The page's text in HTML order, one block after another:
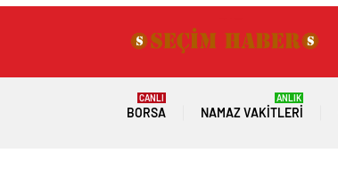
BORSA
CANLI
NAMAZ VAKITLERI
ANLIK